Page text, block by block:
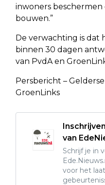
inwoners
bouwen.”
De verwachting is
binnen 30 dagen
van PvdA en
Persbericht –
GroenLinks
van
Schrijf je in
voor het